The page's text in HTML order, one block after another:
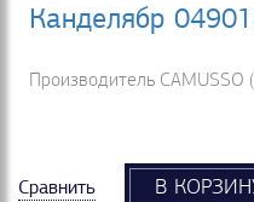
Канделябр
Производитель CAMUSSO
Сравнить В